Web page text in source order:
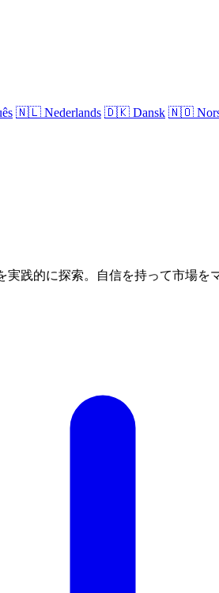
🇳🇱 Nederlands 🇩🇰 Dansk 🇳🇴
践的に探索。自信を持って市場を